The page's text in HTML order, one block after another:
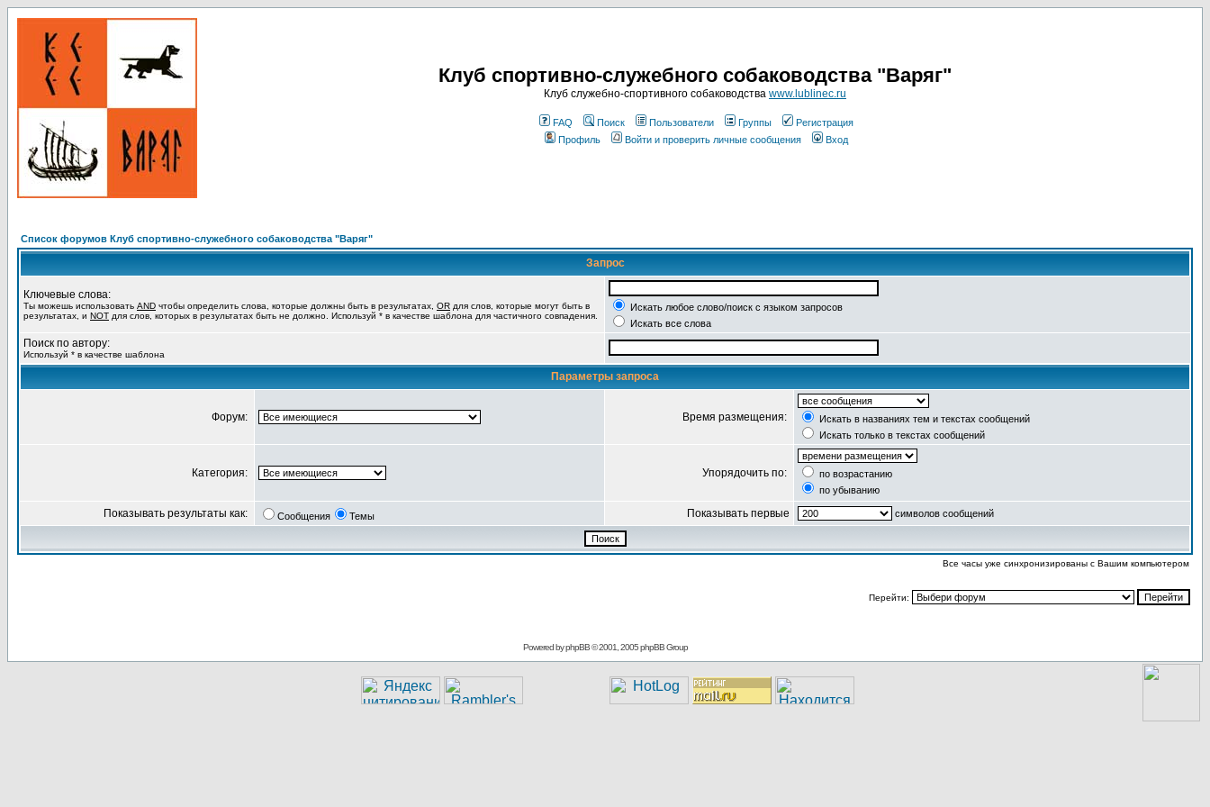
Клуб спортивно-служебного собаководства "Варяг"
Клуб служебно-спортивного собаководства www.lublinec.ru
FAQ Поиск Пользователи Группы
Регистрация
Профиль
Войти и проверить личные сообщения Вход
Список форумов Клуб спортивно-служебного собаководства "Варяг"
Запрос
Ключевые слова:
Ты можешь использовать AND чтобы определить слова, которые должны быть в результатах, OR для слов, которые могут быть в
результатах, и NOT для слов, которых в результатах быть не должно. Используй * в качестве шаблона для частичного совпадения.
Искать любое слово/поиск с языком запросов
Искать все слова
Поиск по автору:
Используй * в качестве шаблона
Параметры запроса
Форум: Время размещения:
Искать в названиях тем и текстах сообщений
Искать только в текстах сообщений
Категория: Упорядочить по:
по возрастанию
по убыванию
Показывать результаты как: Сообщения Темы Показывать первые символов сообщений
Все часы уже синхронизированы с Вашим компьютером
Перейти:
Powered byphpBB© 2001, 2005 phpBB Group